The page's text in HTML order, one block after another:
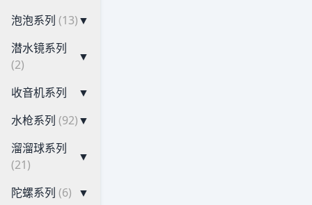
泡泡系列 (13)▼
潜水镜系列
(2)
▼
收音机系列
▼
水枪系列 (92)▼
溜溜球系列
(21)
▼
陀螺系列 (6) ▼